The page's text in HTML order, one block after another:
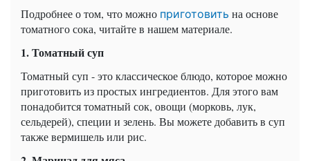
Подробнее о том, что можно приготовить на основе
томатного сока, читайте в нашем материале.
1. Томатный суп
Томатный суп - это классическое блюдо, которое можно
приготовить из простых ингредиентов. Для этого вам
понадобится томатный сок, овощи (морковь, лук,
сельдерей), специи и зелень. Вы можете добавить в суп
также вермишель или рис.